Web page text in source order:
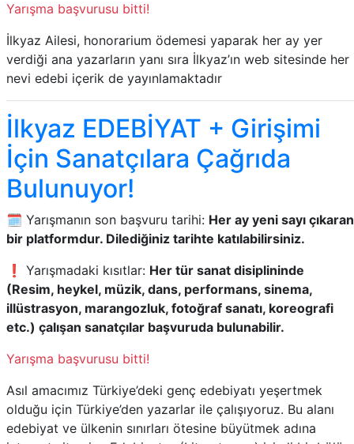
Yarışma başvurusu bitti!
İlkyaz Ailesi, honorarium ödemesi yaparak her ay yer
verdiği ana yazarların yanı sıra İlkyaz’ın web sitesinde her
nevi edebi içerik de yayınlamaktadır
İlkyaz EDEBİYAT + Girişimi
İçin Sanatçılara Çağrıda
Bulunuyor!
🗓️ Yarışmanın son başvuru tarihi: Her ay yeni sayı çıkaran
bir platformdur. Dilediğiniz tarihte katılabilirsiniz.
❗ Yarışmadaki kısıtlar: Her tür sanat disiplininde
(Resim, heykel, müzik, dans, performans, sinema,
illüstrasyon, marangozluk, fotoğraf sanatı, koreografi
etc.) çalışan sanatçılar başvuruda bulunabilir.
Yarışma başvurusu bitti!
Asıl amacımız Türkiye’deki genç edebiyatı yeşertmek
olduğu için Türkiye’den yazarlar ile çalışıyoruz. Bu alanı
edebiyat ve ülkenin sınırları ötesine büyütmek adına